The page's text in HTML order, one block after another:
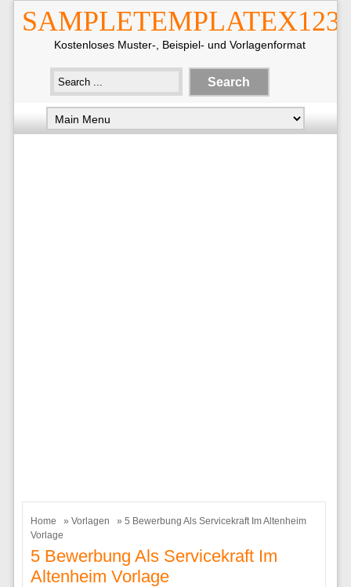
Kostenloses Muster-, Beispiel- und Vorlagenformat
Home » Vorlagen
» 5 Bewerbung Als Servicekraft Im Altenheim
Vorlage
5 Bewerbung Als Servicekraft Im
Altenheim Vorlage